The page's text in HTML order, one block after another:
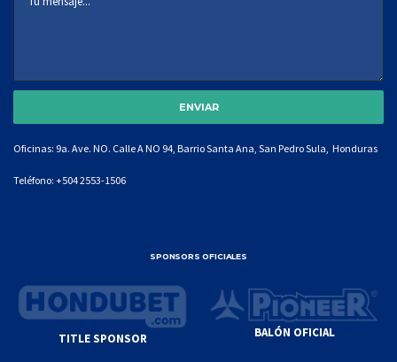
Oficinas: 9a. Ave. NO. Calle A NO 94, Barrio Santa Ana, San Pedro Sula, Honduras
Teléfono: +504 2553-1506
SPONSORS OFICIALES
TITLE SPONSOR BALÓN OFICIAL